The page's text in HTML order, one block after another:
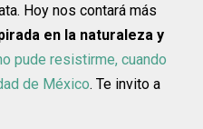
Hoy nos contará más
en la naturaleza y
pude resistirme, cuando
de México. Te invito a